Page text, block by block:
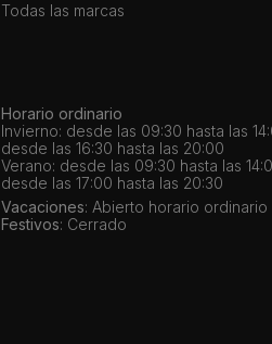
Todas las marcas
Horario ordinario
Invierno: desde las 09:30 hasta las
desde las 16:30 hasta las 20:00
Verano: desde las 09:30 hasta las
desde las 17:00 hasta las 20:30
Vacaciones: Abierto horario ordinario
Festivos: Cerrado